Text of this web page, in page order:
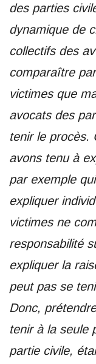
des parties
dynamique de
collectifs des
comparaître
victimes que
avocats des
tenir le procès.
avons tenu à
par exemple
expliquer
victimes ne
responsabilité
expliquer la
peut pas se
Donc,
tenir à la seule
partie civile,